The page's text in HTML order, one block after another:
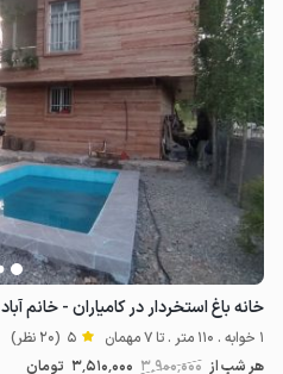
خانه باغ استخردار در کامیاران - خانم آباد
1 خوابه . 110 متر . تا 7 مهمان 5 (20 نظر)
هر شب از 3٬900٬000 3٬510٬000 تومان